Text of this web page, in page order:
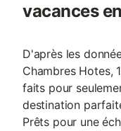
vacances
D'après les
Chambres Hotes,
faits pour
destination
Prêts pour une